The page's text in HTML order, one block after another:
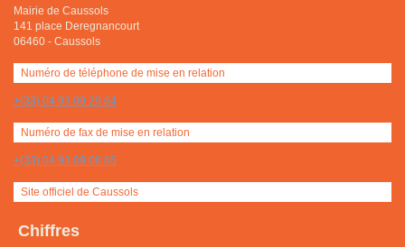
Mairie de Caussols
141 place Deregnancourt
06460 - Caussols
Numéro de téléphone de mise en relation
+(33) 04 93 09 29 64
Numéro de fax de mise en relation
+(33) 04 93 09 08 65
Site officiel de Caussols
Chiffres